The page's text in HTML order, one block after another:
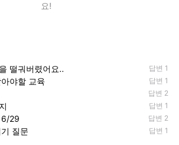
요!
떨궈버렸어요.. 답변 1
야할 교육 답변 1
답변 2
답변 1
6/29 답변 2
질문 답변 1